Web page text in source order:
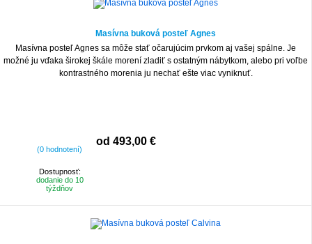
Masívna buková posteľ Agnes
Masívna posteľ Agnes sa môže stať očarujúcim prvkom aj vašej spálne. Je
možné ju vďaka širokej škále morení zladiť s ostatným nábytkom, alebo pri voľbe
kontrastného morenia ju nechať ešte viac vyniknuť.
(0 hodnotení)
Dostupnosť:
dodanie do 10
týždňov
od 493,00 €